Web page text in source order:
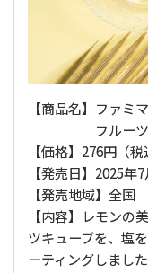
【商品名】ファミ
フルーツキュ
【価格】276円（税
【発売日】2025年7
【発売地域】全国
【内容】レモンの
ツキューブを、塩
ーティングしまし